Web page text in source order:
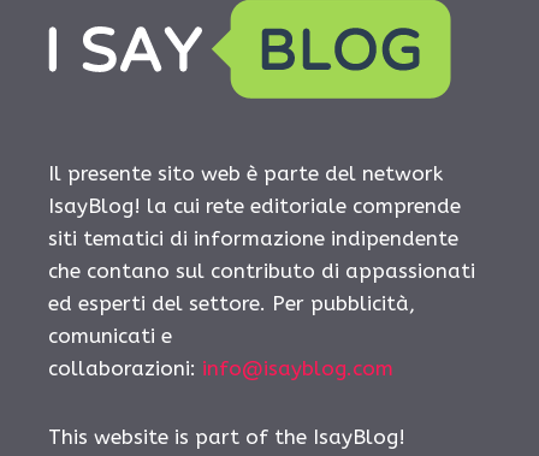
Il presente sito web è parte del network
IsayBlog! la cui rete editoriale comprende
siti tematici di informazione indipendente
che contano sul contributo di appassionati
ed esperti del settore. Per pubblicità,
comunicati e
collaborazioni: info@isayblog.com
This website is part of the IsayBlog!